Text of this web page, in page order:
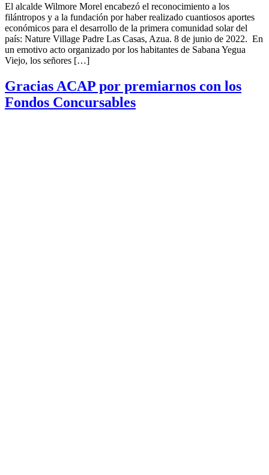
El alcalde Wilmore Morel encabezó el reconocimiento a los
filántropos y a la fundación por haber realizado cuantiosos aportes
económicos para el desarrollo de la primera comunidad solar del
país: Nature Village Padre Las Casas, Azua. 8 de junio de 2022. En
un emotivo acto organizado por los habitantes de Sabana Yegua
Viejo, los señores […]
Gracias ACAP por premiarnos con los
Fondos Concursables